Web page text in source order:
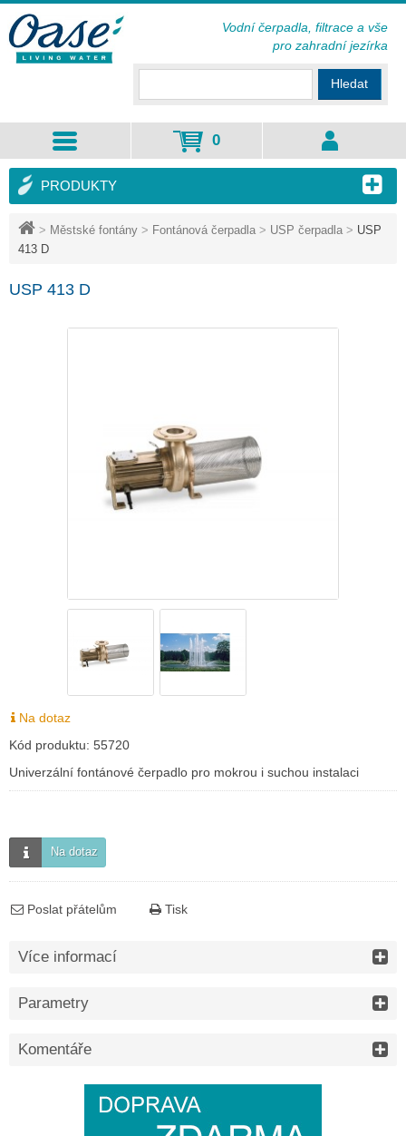
> Městské fontány > Fontánová čerpadla > USP čerpadla > USP
413 D
USP 413 D
Na dotaz
Kód produktu: 55720
Univerzální fontánové čerpadlo pro mokrou i suchou instalaci
Na dotaz
Poslat přátelům Tisk
Více informací
Parametry
Komentáře
PRODUKTY
Hledat
0
Vodní čerpadla, filtrace a vše
pro zahradní jezírka